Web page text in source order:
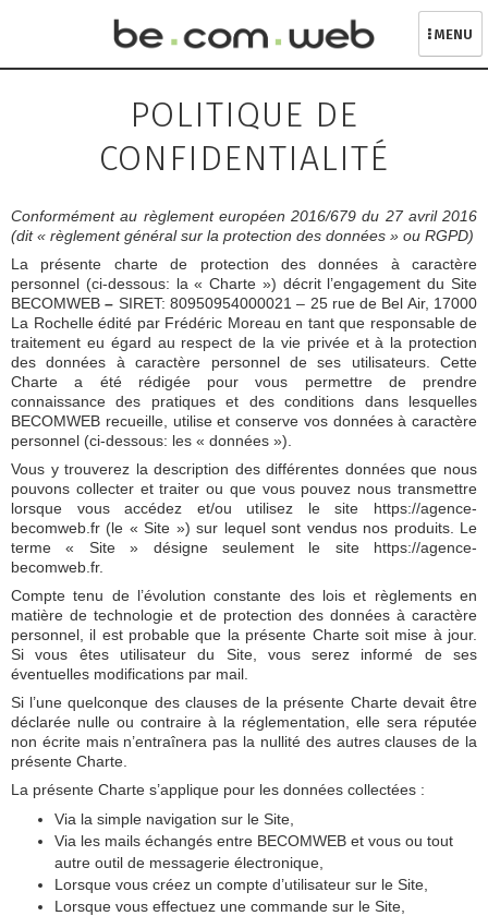
MENU
POLITIQUE DE
CONFIDENTIALITÉ
Conformément au règlement européen 2016/679 du 27 avril 2016
(dit « règlement général sur la protection des données » ou RGPD)
La présente charte de protection des données à caractère
personnel (ci-dessous: la « Charte ») décrit l’engagement du Site
BECOMWEB– SIRET: 80950954000021 – 25 rue de Bel Air, 17000
La Rochelle édité par Frédéric Moreau en tant que responsable de
traitement eu égard au respect de la vie privée et à la protection
des données à caractère personnel de ses utilisateurs. Cette
Charte a été rédigée pour vous permettre de prendre
connaissance des pratiques et des conditions dans lesquelles
BECOMWEB recueille, utilise et conserve vos données à caractère
personnel (ci-dessous: les « données »).
Vous y trouverez la description des différentes données que nous
pouvons collecter et traiter ou que vous pouvez nous transmettre
lorsque vous accédez et/ou utilisez le site https://agence-
becomweb.fr (le « Site ») sur lequel sont vendus nos produits. Le
terme « Site » désigne seulement le site https://agence-
becomweb.fr.
Compte tenu de l’évolution constante des lois et règlements en
matière de technologie et de protection des données à caractère
personnel, il est probable que la présente Charte soit mise à jour.
Si vous êtes utilisateur du Site, vous serez informé de ses
éventuelles modifications par mail.
Si l’une quelconque des clauses de la présente Charte devait être
déclarée nulle ou contraire à la réglementation, elle sera réputée
non écrite mais n’entraînera pas la nullité des autres clauses de la
présente Charte.
La présente Charte s’applique pour les données collectées :
Via la simple navigation sur le Site,
Via les mails échangés entre BECOMWEB et vous ou tout
autre outil de messagerie électronique,
Lorsque vous créez un compte d’utilisateur sur le Site,
Lorsque vous effectuez une commande sur le Site,